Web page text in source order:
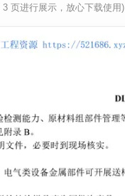
页进行展示，放心下载使用)